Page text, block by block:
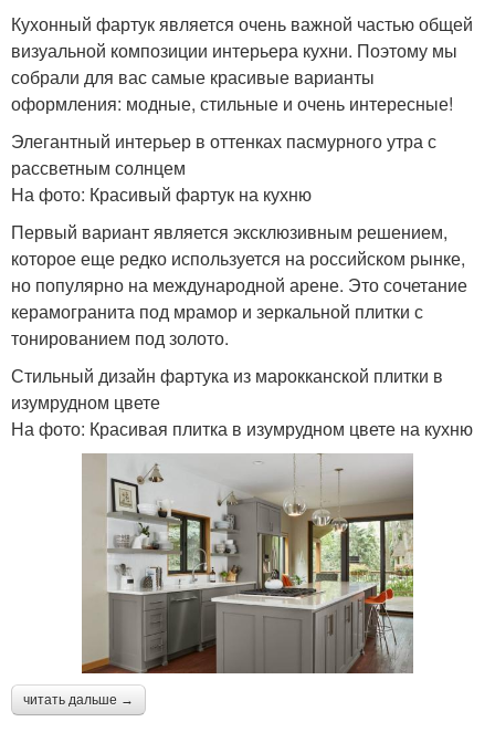
Кухонный фартук является очень важной частью общей
визуальной композиции интерьера кухни. Поэтому мы
собрали для вас самые красивые варианты
оформления: модные, стильные и очень интересные!
Элегантный интерьер в оттенках пасмурного утра с
рассветным солнцем
На фото: Красивый фартук на кухню
Первый вариант является эксклюзивным решением,
которое еще редко используется на российском рынке,
но популярно на международной арене. Это сочетание
керамогранита под мрамор и зеркальной плитки с
тонированием под золото.
Стильный дизайн фартука из марокканской плитки в
изумрудном цвете
На фото: Красивая плитка в изумрудном цвете на кухню
читать дальше →